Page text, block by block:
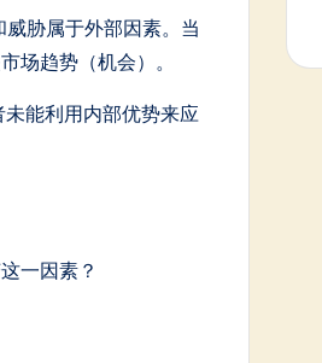
胁属于外部因素。当
场趋势（机会）。
能利用内部优势来应
一因素？